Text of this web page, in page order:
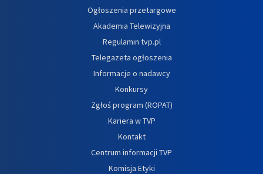
Ogłoszenia przetargowe
Akademia Telewizyjna
Regulamin tvp.pl
Telegazeta ogłoszenia
Informacje o nadawcy
Konkursy
Zgłoś program (ROPAT)
Kariera w TVP
Kontakt
Centrum informacji TVP
Komisja Etyki